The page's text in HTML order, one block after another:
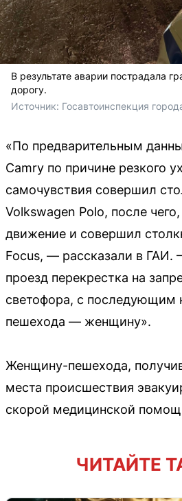
В результате аварии пострадала
дорогу.
Источник: Госавтоинспекция
«По предварительным
Camry по причине резкого
самочувствия совершил
Volkswagen Polo, после
движение и совершил
Focus, — рассказали в
проезд перекрестка на
светофора, с последующим
пешехода — женщину».
Женщину-пешехода,
места происшествия
скорой медицинской
ЧИТАЙТЕ